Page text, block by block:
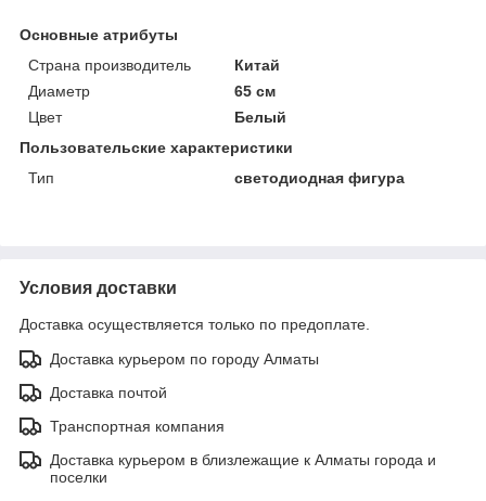
Основные атрибуты
Страна производитель
Китай
Диаметр
65 см
Цвет
Белый
Пользовательские характеристики
Тип
светодиодная фигура
Условия доставки
Доставка осуществляется только по предоплате.
Доставка курьером по городу Алматы
Доставка почтой
Транспортная компания
Доставка курьером в близлежащие к Алматы города и
поселки